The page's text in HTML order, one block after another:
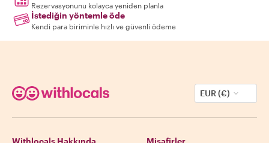
Rezervasyonunu kolayca yeniden planla
İstediğin yöntemle öde
Kendi para biriminle hızlı ve güvenli ödeme
EUR (€)
Withlocals Hakkında Misafirler